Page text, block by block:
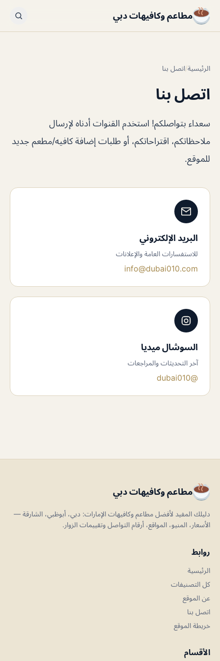
مطاعم وكافيهات دبي
الرئيسية/اتصل بنا
اتصل بنا
سعداء بتواصلكم! استخدم القنوات أدناه لإرسال
ملاحظاتكم، اقتراحاتكم، أو طلبات إضافة كافيه/مطعم جديد
للموقع.
البريد الإلكتروني
للاستفسارات العامة والإعلانات
info@dubai010.com
السوشال ميديا
آخر التحديثات والمراجعات
@dubai010
مطاعم وكافيهات دبي
دليلك المفيد لأفضل مطاعم وكافيهات الإمارات: دبي، أبوظبي، الشارقة —
الأسعار، المنيو، المواقع، أرقام التواصل وتقييمات الزوار.
روابط
الرئيسية
كل التصنيفات
عن الموقع
اتصل بنا
خريطة الموقع
الأقسام